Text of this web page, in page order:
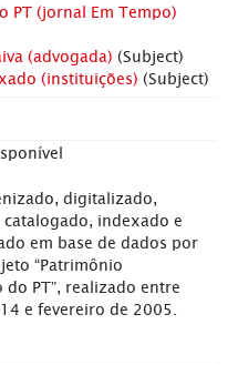
PT (jornal Em Tempo)
(advogada) (Subject)
(instituições) (Subject)
digitalizado,
indexado e
em base de dados por
“Patrimônio
do PT”, realizado entre
e fevereiro de 2005.